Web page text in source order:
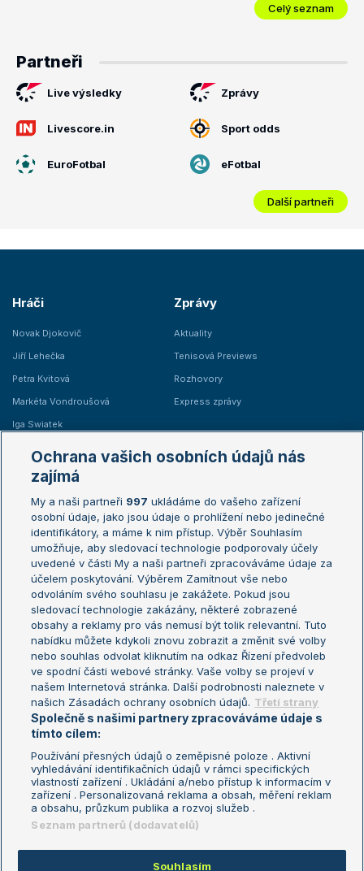
Celý seznam
Partneři
Live výsledky Zprávy
Livescore.in Sport odds
EuroFotbal eFotbal
Další partneři
Hráči
Novak Djokovič
Jiří Lehečka
Petra Kvitová
Markéta Vondroušová
Iga Swiatek
Zprávy
Aktuality
Tenisová Previews
Rozhovory
Express zprávy
Žebříčky
Žebříček ATP (muži)
Žebříček WTA (ženy)
Sázkařský žebříček
Australian Open
French Open
Wimbledon
US Open
Turnaj mistrů
Turnaj mistryň
Aktualní trendy
Fotbalové přestupy
Livesport Daily
LS Prague Open
Podmínky užití
Nastavení soukromí
GDPR a žurnalistika
Reklama
Kontakt
Informace o zpracování osobních
údajů
Ochrana vašich osobních údajů nás
zajímá
My a naši partneři 997 ukládáme do vašeho zařízení
osobní údaje, jako jsou údaje o prohlížení nebo jedinečné
identifikátory, a máme k nim přístup. Výběr Souhlasím
umožňuje, aby sledovací technologie podporovaly účely
uvedené v části My a naši partneři zpracováváme údaje za
účelem poskytování. Výběrem Zamítnout vše nebo
odvoláním svého souhlasu je zakážete. Pokud jsou
sledovací technologie zakázány, některé zobrazené
obsahy a reklamy pro vás nemusí být tolik relevantní. Tuto
nabídku můžete kdykoli znovu zobrazit a změnit své volby
nebo souhlas odvolat kliknutím na odkaz Řízení předvoleb
ve spodní části webové stránky. Vaše volby se projeví v
našem Internetová stránka. Další podrobnosti naleznete v
našich Zásadách ochrany osobních údajů. Třetí strany
Společně s našimi partnery zpracováváme údaje s
tímto cílem:
Používání přesných údajů o zeměpisné poloze . Aktivní
vyhledávání identifikačních údajů v rámci specifických
vlastností zařízení . Ukládání a/nebo přístup k informacím v
zařízení . Personalizovaná reklama a obsah, měření reklam
a obsahu, průzkum publika a rozvoj služeb .
Seznam partnerů (dodavatelů)
Souhlasím